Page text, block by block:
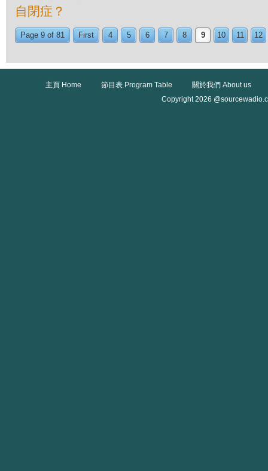
自閉症？
Page 9 of 81 First 4 5 6 7 8 9 10 11 12
主頁 Home 節目表 Program Table
關於我們 About us
Copyright 2026